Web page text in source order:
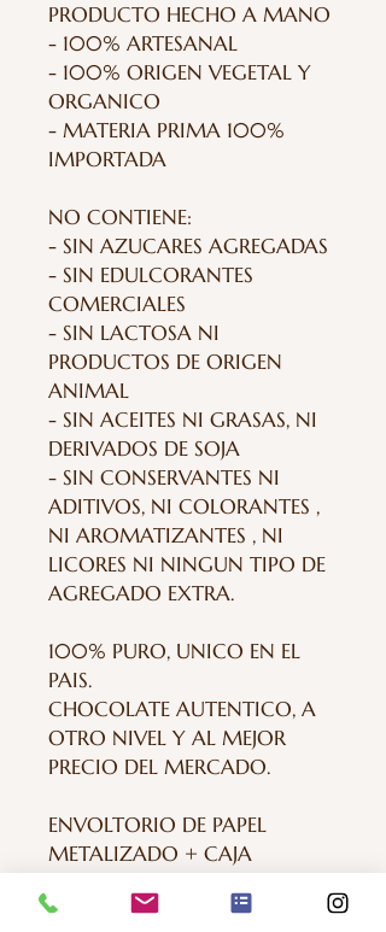
PRODUCTO HECHO A MANO
- 100% ARTESANAL
- 100% ORIGEN VEGETAL Y
ORGANICO
- MATERIA PRIMA 100%
IMPORTADA
NO CONTIENE:
- SIN AZUCARES AGREGADAS
- SIN EDULCORANTES
COMERCIALES
- SIN LACTOSA NI
PRODUCTOS DE ORIGEN
ANIMAL
- SIN ACEITES NI GRASAS, NI
DERIVADOS DE SOJA
- SIN CONSERVANTES NI
ADITIVOS, NI COLORANTES ,
NI AROMATIZANTES , NI
LICORES NI NINGUN TIPO DE
AGREGADO EXTRA.
100% PURO, UNICO EN EL
PAIS.
CHOCOLATE AUTENTICO, A
OTRO NIVEL Y AL MEJOR
PRECIO DEL MERCADO.
ENVOLTORIO DE PAPEL
METALIZADO + CAJA
LOS CHOCOLATES PESAN 100